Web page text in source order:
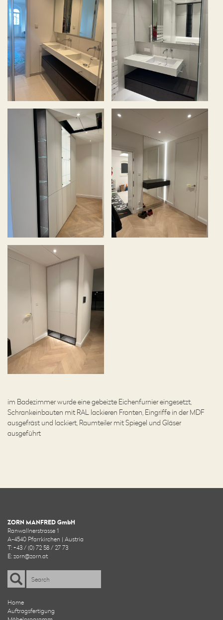
im Badezimmer wurde eine gebeizte Eichenfurnier eingesetzt,
Schrankeinbauten mit RAL lackieren Fronten, Eingriffe in der MDF
ausgefräst und lackiert, Raumteiler mit Spiegel und Gläser
ausgeführt
ZORN MANFRED GmbH
Ranwallnerstrasse 1
A-4540 Pfarrkirchen | Austria
T: +43 / (0) 72 58 / 27 73
E:zorn@zorn.at
Home
Auftragsfertigung